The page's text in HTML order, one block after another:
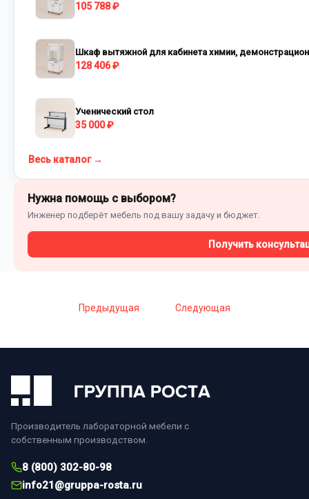
105 788 ₽
Шкаф вытяжной для кабинета химии,
128 406 ₽
Ученический стол
35 000 ₽
Весь каталог →
Нужна помощь с выбором?
Инженер подберёт мебель под вашу задачу и бюджет.
Получить
Предыдущая Следующая
Производитель лабораторной мебели с
собственным производством.
8 (800) 302-80-98
info21@gruppa-rosta.ru